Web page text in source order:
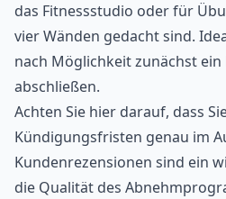
das Fitnessstudio oder für
vier Wänden gedacht sind.
nach Möglichkeit zunächst
abschließen.
Achten Sie hier darauf, dass
Kündigungsfristen genau im
Kundenrezensionen sind ein
die Qualität des